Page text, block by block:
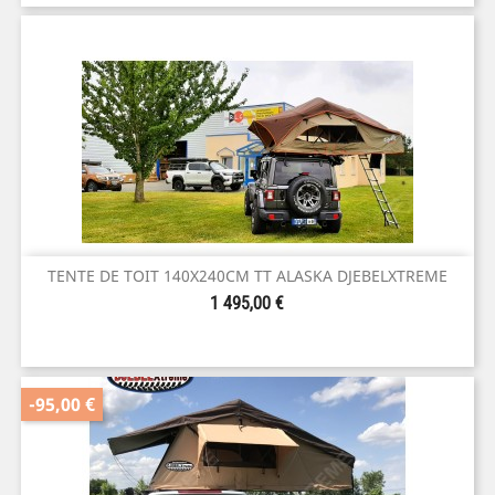
TENTE DE TOIT 140X240CM TT ALASKA DJEBELXTREME
Prix
1 495,00 €
-95,00 €